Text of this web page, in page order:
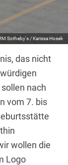
Sotheby's / Karissa Hosek
das nicht
nach
vom 7. bis
wollen die
Logo